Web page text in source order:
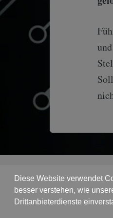
Diese Website verwendet
besser verstehen, wie
Drittanbieterdienste